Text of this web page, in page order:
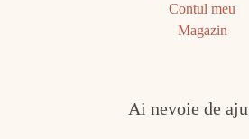
Contul meu
Magazin
Ai nevoie de